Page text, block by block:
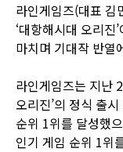
라인게임즈(대표 김
‘대항해시대 오리진
마치며 기대작 반열
라인게임즈는 지난
오리진’의 정식 출
순위 1위를 달성했
인기 게임 순위 1위